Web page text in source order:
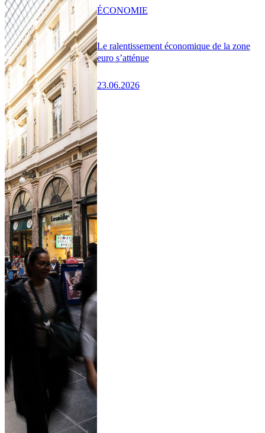
Le ralentissement économique de la zone
euro s’atténue
23.06.2026
ÉCONOMIE